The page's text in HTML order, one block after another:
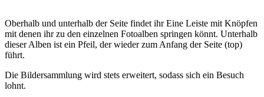
Oberhalb und unterhalb der Seite findet ihr Eine Leiste mit Knöpfen
mit denen ihr zu den einzelnen Fotoalben springen könnt. Unterhalb
dieser Alben ist ein Pfeil, der wieder zum Anfang der Seite (top)
führt.
Die Bildersammlung wird stets erweitert, sodass sich ein Besuch
lohnt.